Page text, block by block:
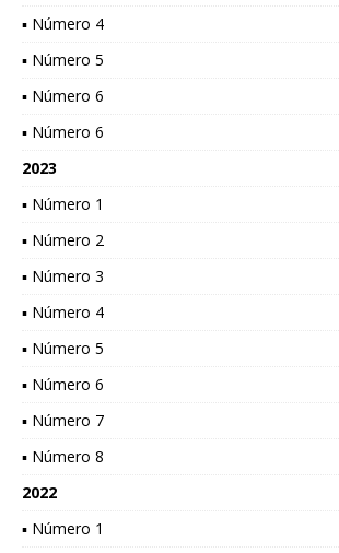
▪ Número 4
▪ Número 5
▪ Número 6
▪ Número 6
2023
▪ Número 1
▪ Número 2
▪ Número 3
▪ Número 4
▪ Número 5
▪ Número 6
▪ Número 7
▪ Número 8
2022
▪ Número 1